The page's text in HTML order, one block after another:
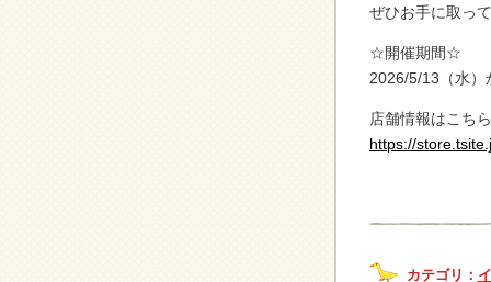
ぜひお手に取っ
☆開催期間☆
2026/5/13（水）
店舗情報はこちら
https://
カテゴリ：